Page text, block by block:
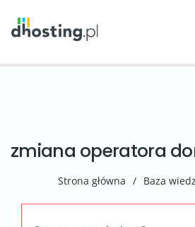
zmiana operatora
Strona główna / Baza